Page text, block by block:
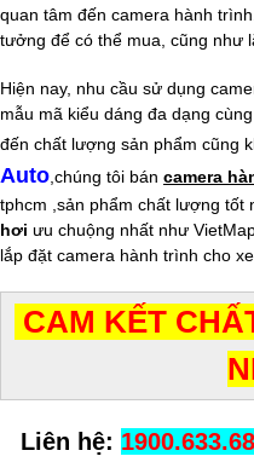
quan tâm đến camera hành
tưởng để có thể mua, cũng như
Hiện nay, nhu cầu sử dụng
mẫu mã kiểu dáng đa dạng
đến chất lượng sản phẩm cũng
Auto ,chúng tôi bán camera
tphcm ,sản phẩm chất lượng tốt
hơi ưu chuộng nhất như
lắp đặt camera hành trình cho
CAM KẾT
Liên hệ: